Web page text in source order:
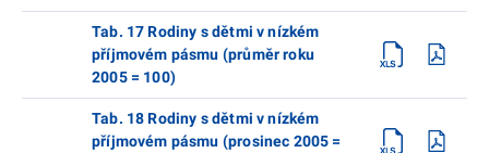
Tab. 17 Rodiny s dětmi v nízkém
příjmovém pásmu (průměr roku
2005 = 100)
Tab. 18 Rodiny s dětmi v nízkém
příjmovém pásmu (prosinec 2005 =